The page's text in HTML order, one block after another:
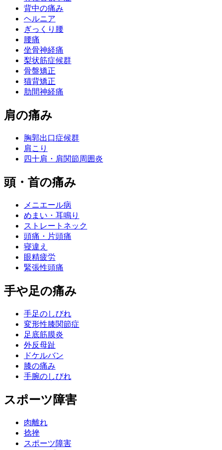
背中の痛み
ヘルニア
ぎっくり腰
腰痛
坐骨神経痛
梨状筋症候群
骨盤矯正
猫背矯正
肋間神経痛
肩の痛み
胸郭出口症候群
肩こり
四十肩・肩関節周囲炎
頭・首の痛み
メニエール病
めまい・耳鳴り
ストレートネック
頭痛・片頭痛
寝違え
眼精疲労
緊張性頭痛
手や足の痛み
手足のしびれ
変形性膝関節症
足底筋膜炎
外反母趾
ドケルバン
膝の痛み
手腕のしびれ
スポーツ障害
肉離れ
捻挫
スポーツ障害